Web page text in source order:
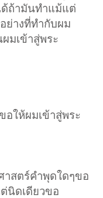
ด้ถ้ามันทำแม้แต่
ย่างที่ทำกับผม
มเข้าสู่พระ
อให้ผมเข้าสู่พระ
าสตร์คำพุดใดๆขอ
นิดเดียวขอ